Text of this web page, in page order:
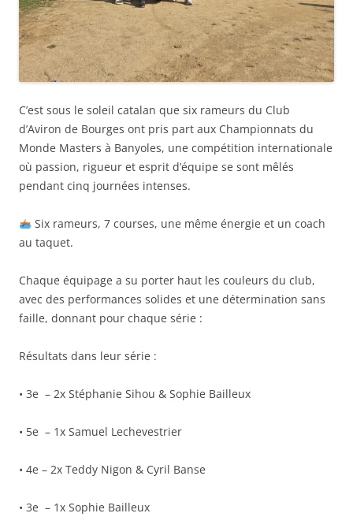
C’est sous le soleil catalan que six rameurs du Club
d’Aviron de Bourges ont pris part aux Championnats du
Monde Masters à Banyoles, une compétition internationale
où passion, rigueur et esprit d’équipe se sont mêlés
pendant cinq journées intenses.
Six rameurs, 7 courses, une même énergie et un coach
au taquet.
Chaque équipage a su porter haut les couleurs du club,
avec des performances solides et une détermination sans
faille, donnant pour chaque série :
Résultats dans leur série :
• 3e – 2x Stéphanie Sihou & Sophie Bailleux
• 5e – 1x Samuel Lechevestrier
• 4e – 2x Teddy Nigon & Cyril Banse
• 3e – 1x Sophie Bailleux